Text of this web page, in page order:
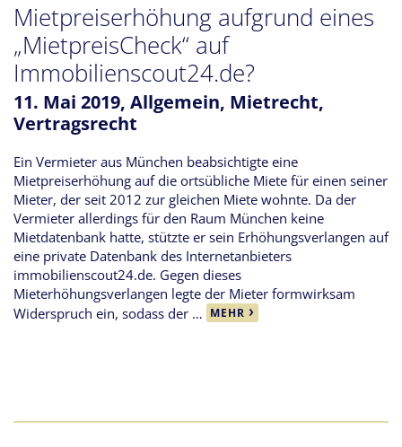
Mietpreiserhöhung aufgrund eines
„MietpreisCheck“ auf
Immobilienscout24.de?
11. Mai 2019, Allgemein, Mietrecht,
Vertragsrecht
Ein Vermieter aus München beabsichtigte eine
Mietpreiserhöhung auf die ortsübliche Miete für einen seiner
Mieter, der seit 2012 zur gleichen Miete wohnte. Da der
Vermieter allerdings für den Raum München keine
Mietdatenbank hatte, stützte er sein Erhöhungsverlangen auf
eine private Datenbank des Internetanbieters
immobilienscout24.de. Gegen dieses
Mieterhöhungsverlangen legte der Mieter formwirksam
Widerspruch ein, sodass der … MEHR